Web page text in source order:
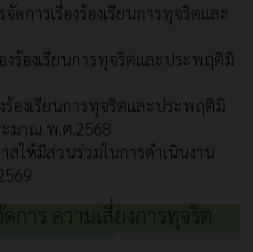
ดการเรื่องร้องเรียนการทุจริตและ
งร้องเรียนการทุจริตและประพฤติมิ
ร้องเรียนการทุจริตและประพฤติมิ
มาณ พ.ศ.2568
สให้มีส่วนร่วมในการดำเนินงาน
การ ความเสี่ยงการทุจริต